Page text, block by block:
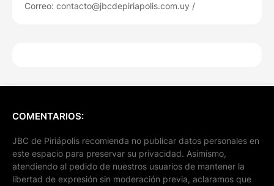
Correo: contacto@jbcdepiriapolis.com.uy /
COMENTARIOS:
JBC de Piriápolis recomienda no publicar datos personales en
este espacio para preservar su privacidad. Asimismo,
atendiendo al pedido de nuestros usuarios de mantener la
libertad de expresión sin moderación previa, aclaramos que